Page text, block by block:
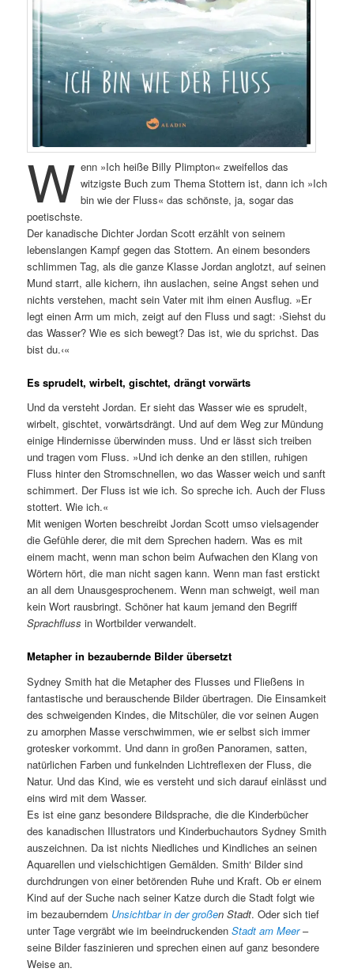
W enn »Ich heiße Billy Plimpton« zweifellos das
witzigste Buch zum Thema Stottern ist, dann ich »Ich
bin wie der Fluss« das schönste, ja, sogar das
poetischste.
Der kanadische Dichter Jordan Scott erzählt von seinem
lebenslangen Kampf gegen das Stottern. An einem besonders
schlimmen Tag, als die ganze Klasse Jordan anglotzt, auf seinen
Mund starrt, alle kichern, ihn auslachen, seine Angst sehen und
nichts verstehen, macht sein Vater mit ihm einen Ausflug. »Er
legt einen Arm um mich, zeigt auf den Fluss und sagt: ›Siehst du
das Wasser? Wie es sich bewegt? Das ist, wie du sprichst. Das
bist du.‹«
Es sprudelt, wirbelt, gischtet, drängt vorwärts
Und da versteht Jordan. Er sieht das Wasser wie es sprudelt,
wirbelt, gischtet, vorwärtsdrängt. Und auf dem Weg zur Mündung
einige Hindernisse überwinden muss. Und er lässt sich treiben
und tragen vom Fluss. »Und ich denke an den stillen, ruhigen
Fluss hinter den Stromschnellen, wo das Wasser weich und sanft
schimmert. Der Fluss ist wie ich. So spreche ich. Auch der Fluss
stottert. Wie ich.«
Mit wenigen Worten beschreibt Jordan Scott umso vielsagender
die Gefühle derer, die mit dem Sprechen hadern. Was es mit
einem macht, wenn man schon beim Aufwachen den Klang von
Wörtern hört, die man nicht sagen kann. Wenn man fast erstickt
an all dem Unausgesprochenem. Wenn man schweigt, weil man
kein Wort rausbringt. Schöner hat kaum jemand den Begriff
Sprachfluss in Wortbilder verwandelt.
Metapher in bezaubernde Bilder übersetzt
Sydney Smith hat die Metapher des Flusses und Fließens in
fantastische und berauschende Bilder übertragen. Die Einsamkeit
des schweigenden Kindes, die Mitschüler, die vor seinen Augen
zu amorphen Masse verschwimmen, wie er selbst sich immer
grotesker vorkommt. Und dann in großen Panoramen, satten,
natürlichen Farben und funkelnden Lichtreflexen der Fluss, die
Natur. Und das Kind, wie es versteht und sich darauf einlässt und
eins wird mit dem Wasser.
Es ist eine ganz besondere Bildsprache, die die Kinderbücher
des kanadischen Illustrators und Kinderbuchautors Sydney Smith
auszeichnen. Da ist nichts Niedliches und Kindliches an seinen
Aquarellen und vielschichtigen Gemälden. Smith‘ Bilder sind
durchdrungen von einer betörenden Ruhe und Kraft. Ob er einem
Kind auf der Suche nach seiner Katze durch die Stadt folgt wie
im bezauberndem Unsichtbar in der großen Stadt. Oder sich tief
unter Tage vergräbt wie im beeindruckendenStadt am Meer–
seine Bilder faszinieren und sprechen einen auf ganz besondere
Weise an.